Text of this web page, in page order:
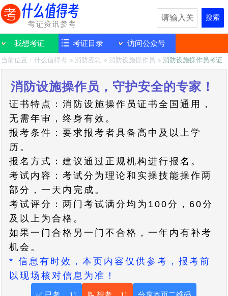
搜索
我想考证 考证目录 访问公众号
当前位置：什么值得考 » 消防应急 » 消防设施操作员 »消防设施操作员考证
消防设施操作员，守护安全的专家！
证书特点：消防设施操作员证书全国通用，
无需年审，终身有效。
报考条件：要求报考者具备高中及以上学
历。
报名方式：建议通过正规机构进行报名。
考试内容：考试分为理论和实操技能操作两
部分，一天内完成。
考试评分：两门考试满分均为100分，60分
及以上为合格。
如果一门合格另一门不合格，一年内有补考
机会。
* 信息有时效，本页内容仅供参考，报考前
以现场核对信息为准！